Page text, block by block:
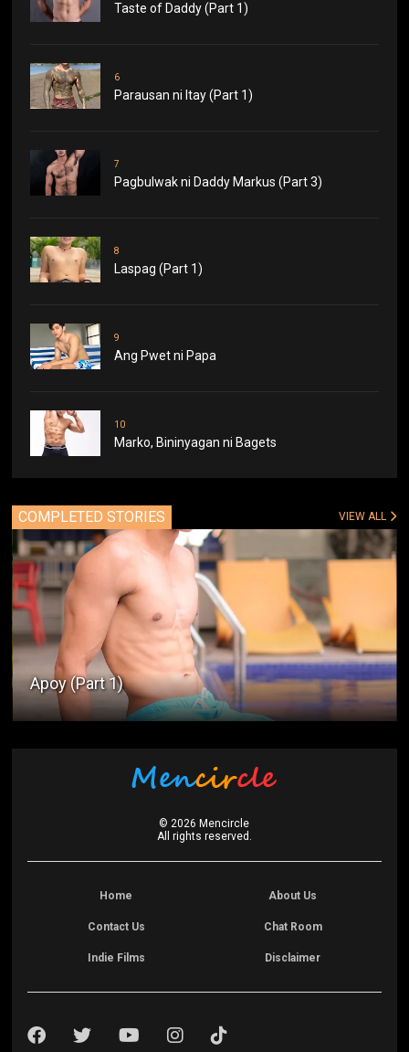
Taste of Daddy (Part 1)
6
Parausan ni Itay (Part 1)
7
Pagbulwak ni Daddy Markus (Part 3)
8
Laspag (Part 1)
9
Ang Pwet ni Papa
10
Marko, Bininyagan ni Bagets
COMPLETED STORIES VIEW ALL
Apoy (Part 1)
©2026 Mencircle
All rights reserved.
Home About Us
Contact Us Chat Room
Indie Films Disclaimer